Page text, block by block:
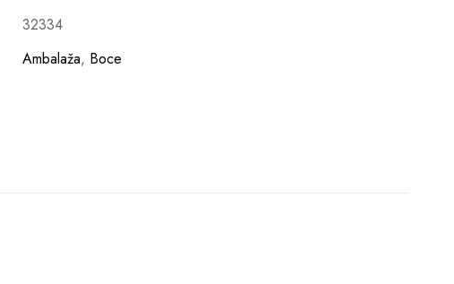
32334
Ambalaža, Boce